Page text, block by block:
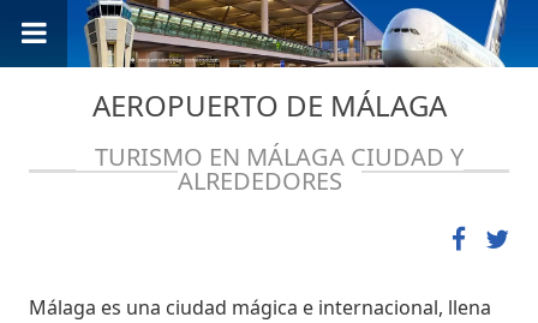
AEROPUERTO DE MÁLAGA
TURISMO EN MÁLAGA CIUDAD Y
ALREDEDORES
Málaga es una ciudad mágica e internacional, llena